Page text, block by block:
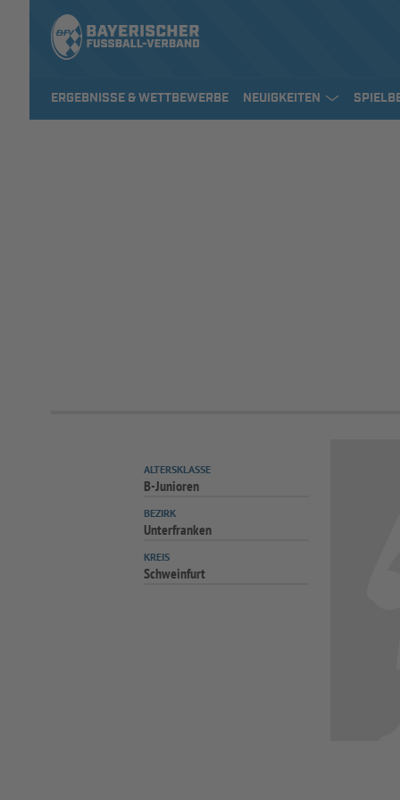
ERGEBNISSE & WETTBEWERBE NEUIGKEITEN
ALTERSKLASSE
B-Junioren
BEZIRK
Unterfranken
KREIS
Schweinfurt